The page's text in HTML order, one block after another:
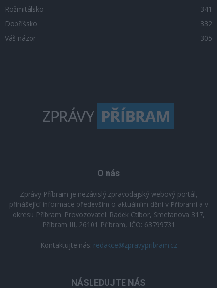
Rožmitálsko
341
Dobříšsko
332
Váš názor
305
O nás
Zprávy Příbram je nezávislý zpravodajský webový portál,
přinášející informace především o aktuálním dění v Příbrami a v
okresu Příbram. Provozovatel: Radek Ctibor, Smetanova 317,
Příbram III, 26101 Příbram, IČO: 63799731
Kontaktujte nás: redakce@zpravypribram.cz
NÁSLEDUJTE NÁS